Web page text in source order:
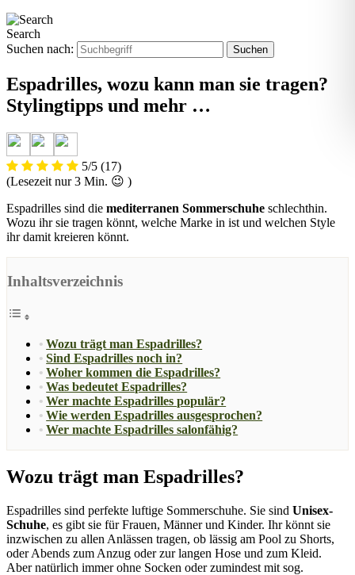
Search
Suchen nach:
Espadrilles, wozu kann man sie tragen?
Stylingtipps und mehr …
5/5 (17)
(Lesezeit nur 3 Min. 😉 )
Espadrilles sind die mediterranen Sommerschuhe schlechthin.
Wozu ihr sie tragen könnt, welche Marke in ist und welchen Style
ihr damit kreieren könnt.
Inhaltsverzeichnis
Wozu trägt man Espadrilles?
Sind Espadrilles noch in?
Woher kommen die Espadrilles?
Was bedeutet Espadrilles?
Wer machte Espadrilles populär?
Wie werden Espadrilles ausgesprochen?
Wer machte Espadrilles salonfähig?
Wozu trägt man Espadrilles?
Espadrilles sind perfekte luftige Sommerschuhe. Sie sind Unisex-
Schuhe, es gibt sie für Frauen, Männer und Kinder. Ihr könnt sie
inzwischen zu allen Anlässen tragen, ob lässig am Pool zu Shorts,
oder Abends zum Anzug oder zur langen Hose und zum Kleid.
Aber natürlich immer ohne Socken oder zumindest mit sog.